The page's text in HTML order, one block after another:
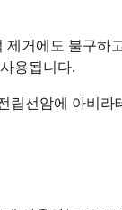
거에도 불구
용됩니다.
선암에 아비